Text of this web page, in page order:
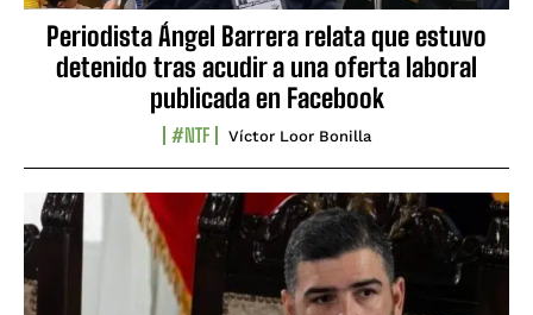
Periodista Ángel Barrera relata que estuvo
detenido tras acudir a una oferta laboral
publicada en Facebook
#NTF Víctor Loor Bonilla